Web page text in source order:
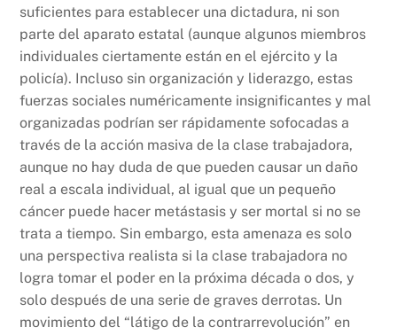
suficientes para establecer una dictadura, ni son
parte del aparato estatal (aunque algunos miembros
individuales ciertamente están en el ejército y la
policía). Incluso sin organización y liderazgo, estas
fuerzas sociales numéricamente insignificantes y mal
organizadas podrían ser rápidamente sofocadas a
través de la acción masiva de la clase trabajadora,
aunque no hay duda de que pueden causar un daño
real a escala individual, al igual que un pequeño
cáncer puede hacer metástasis y ser mortal si no se
trata a tiempo. Sin embargo, esta amenaza es solo
una perspectiva realista si la clase trabajadora no
logra tomar el poder en la próxima década o dos, y
solo después de una serie de graves derrotas. Un
movimiento del “látigo de la contrarrevolución” en